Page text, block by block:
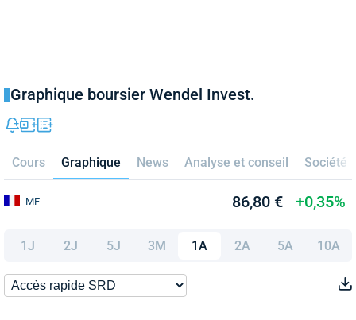
Graphique boursier Wendel Invest.
Cours Graphique News Analyse et conseil Société
MF 86,80 € +0,35%
1J 2J 5J 3M 1A 2A 5A 10A